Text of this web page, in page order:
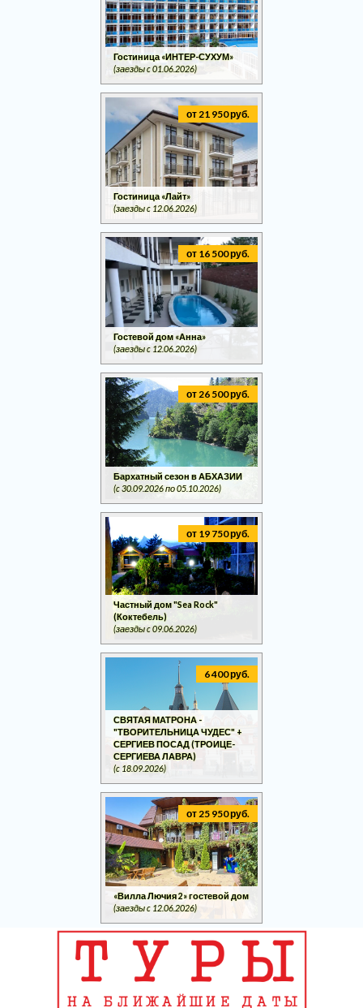
Гостиница «ИНТЕР-СУХУМ»
(заезды c 01.06.2026)
от 21 950 руб.
Гостиница «Лайт»
(заезды c 12.06.2026)
от 16 500 руб.
Гостевой дом «Анна»
(заезды c 12.06.2026)
от 26 500 руб.
Бархатный сезон в АБХАЗИИ
(c 30.09.2026 по 05.10.2026)
от 19 750 руб.
Частный дом "Sea Rock"
(Коктебель)
(заезды c 09.06.2026)
6 400 руб.
СВЯТАЯ МАТРОНА -
"ТВОРИТЕЛЬНИЦА ЧУДЕС" +
СЕРГИЕВ ПОСАД (ТРОИЦЕ-
СЕРГИЕВА ЛАВРА)
(c 18.09.2026)
от 25 950 руб.
«Вилла Лючия 2» гостевой дом
(заезды c 12.06.2026)